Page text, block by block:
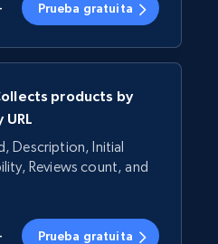
Prueba gratuita
products by
Description, Initial
Reviews count, and
Prueba gratuita